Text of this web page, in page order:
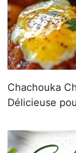
Chachouka
Délicieuse